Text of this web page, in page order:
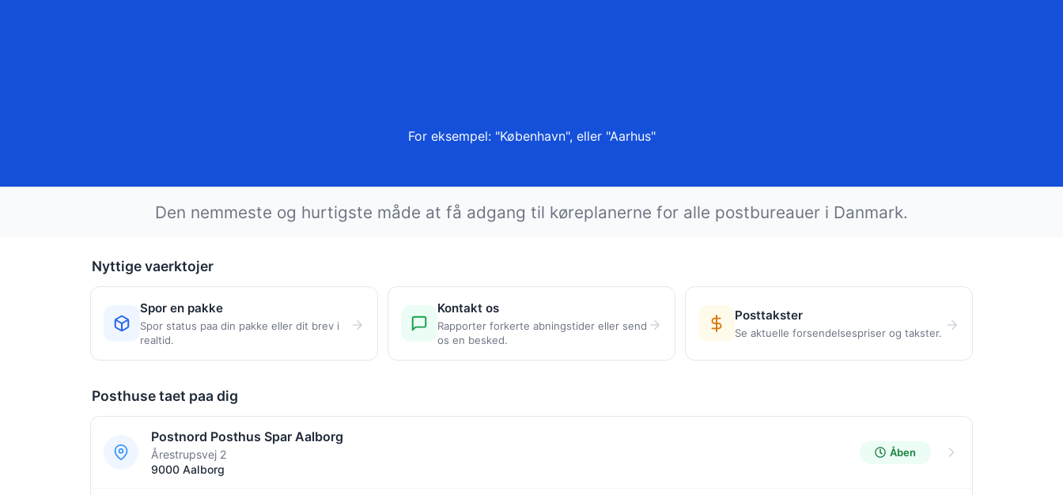
For eksempel: "København", eller "Aarhus"
Den nemmeste og hurtigste måde at få adgang til køreplanerne for alle postbureauer i Danmark.
Nyttige vaerktojer
Spor en pakke
Spor status paa din pakke eller dit brev i
realtid.
Kontakt os
Rapporter forkerte abningstider eller send
os en besked.
Posttakster
Se aktuelle forsendelsespriser og takster.
Posthuse taet paa dig
Postnord Posthus Spar Aalborg
Årestrupsvej 2
9000 Aalborg
Åben